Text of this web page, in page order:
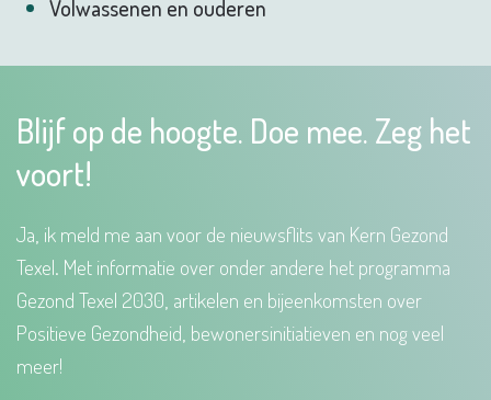
Volwassenen en ouderen
Blijf op de hoogte. Doe mee. Zeg het
voort!
Ja, ik meld me aan voor de nieuwsflits van Kern Gezond
Texel. Met informatie over onder andere het programma
Gezond Texel 2030, artikelen en bijeenkomsten over
Positieve Gezondheid, bewonersinitiatieven en nog veel
meer!